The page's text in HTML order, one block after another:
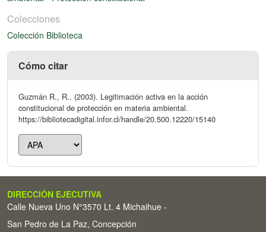
Colecciones
Colección Biblioteca
Cómo citar
Guzmán R., R.. (2003). Legitimación activa en la acción
constitucional de protección en materia ambiental.
https://bibliotecadigital.infor.cl/handle/20.500.12220/15140
DIRECCIÓN EJECUTIVA
Calle Nueva Uno N°3570 Lt. 4 Michaihue -
San Pedro de La Paz, Concepción